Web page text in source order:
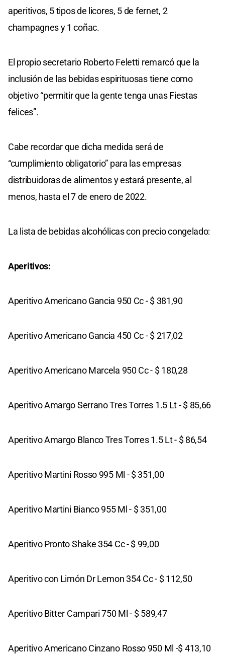
aperitivos, 5 tipos de licores, 5 de fernet, 2
champagnes y 1 coñac.
El propio secretario Roberto Feletti remarcó que la
inclusión de las bebidas espirituosas tiene como
objetivo “permitir que la gente tenga unas Fiestas
felices”.
Cabe recordar que dicha medida será de
“cumplimiento obligatorio” para las empresas
distribuidoras de alimentos y estará presente, al
menos, hasta el 7 de enero de 2022.
La lista de bebidas alcohólicas con precio congelado:
Aperitivos:
Aperitivo Americano Gancia 950 Cc - $ 381,90
Aperitivo Americano Gancia 450 Cc - $ 217,02
Aperitivo Americano Marcela 950 Cc - $ 180,28
Aperitivo Amargo Serrano Tres Torres 1.5 Lt - $ 85,66
Aperitivo Amargo Blanco Tres Torres 1.5 Lt - $ 86,54
Aperitivo Martini Rosso 995 Ml - $ 351,00
Aperitivo Martini Bianco 955 Ml - $ 351,00
Aperitivo Pronto Shake 354 Cc - $ 99,00
Aperitivo con Limón Dr Lemon 354 Cc - $ 112,50
Aperitivo Bitter Campari 750 Ml - $ 589,47
Aperitivo Americano Cinzano Rosso 950 Ml -$ 413,10